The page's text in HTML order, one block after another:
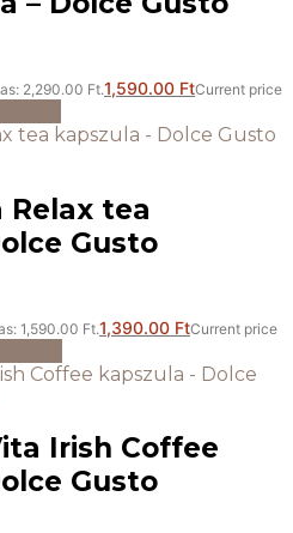
2,290.00 Ft.1,590.00 FtCurrent price
Relax tea
Gusto
1,590.00 Ft.1,390.00 FtCurrent price
Irish Coffee
Gusto